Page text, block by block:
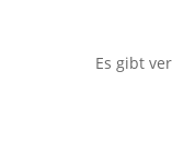
Es gibt